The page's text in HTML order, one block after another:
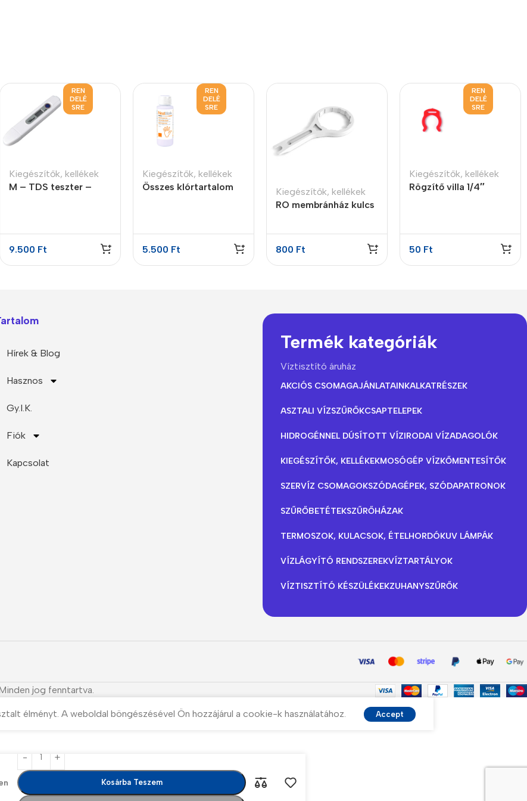
REN
DELÉ
SRE
Kiegészítők, kellékek
M – TDS teszter –
9.500 Ft
REN
DELÉ
SRE
Kiegészítők, kellékek
Összes klórtartalom
5.500 Ft
Kiegészítők, kellékek
RO membránház kulcs
800 Ft
REN
DELÉ
SRE
Kiegészítők, kellékek
Rögzítő villa 1/4″
50 Ft
Hírek & Blog
Hasznos
Gy.I.K.
Fiók
Kapcsolat
Termék kategóriák
Víztisztító áruház
AKCIÓS CSOMAGAJÁNLATAINKALKATRÉSZEK
ASZTALI VÍZSZŰRŐKCSAPTELEPEK
HIDROGÉNNEL DÚSÍTOTT VÍZIRODAI VÍZADAGOLÓK
KIEGÉSZÍTŐK, KELLÉKEKMOSÓGÉP VÍZKŐMENTESÍTŐK
SZERVÍZ CSOMAGOKSZÓDAGÉPEK, SZÓDAPATRONOK
SZŰRŐBETÉTEKSZŰRŐHÁZAK
TERMOSZOK, KULACSOK, ÉTELHORDÓKUV LÁMPÁK
VÍZLÁGYÍTÓ RENDSZEREKVÍZTARTÁLYOK
VÍZTISZTÍTÓ KÉSZÜLÉKEKZUHANYSZŰRŐK
jog fenntartva.
élményt. A weboldal böngészésével Ön hozzájárul a cookie-k használatához. Accept
Kosárba Teszem